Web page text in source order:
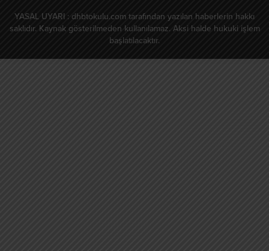
YASAL UYARI : dhbtokulu.com tarafından yazılan haberlerin hakkı
saklıdır. Kaynak gösterilmeden kullanılamaz. Aksi halde hukuki işlem
başlatılacaktır.